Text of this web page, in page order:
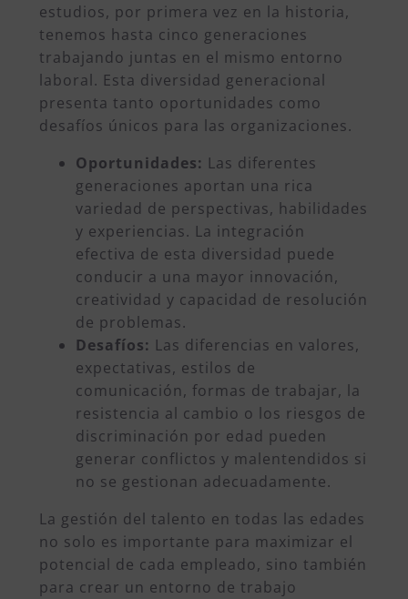
estudios, por primera vez en la historia,
tenemos hasta cinco generaciones
trabajando juntas en el mismo entorno
laboral. Esta diversidad generacional
presenta tanto oportunidades como
desafíos únicos para las organizaciones.
Oportunidades: Las diferentes
generaciones aportan una rica
variedad de perspectivas, habilidades
y experiencias. La integración
efectiva de esta diversidad puede
conducir a una mayor innovación,
creatividad y capacidad de resolución
de problemas.
Desafíos: Las diferencias en valores,
expectativas, estilos de
comunicación, formas de trabajar, la
resistencia al cambio o los riesgos de
discriminación por edad pueden
generar conflictos y malentendidos si
no se gestionan adecuadamente.
La gestión del talento en todas las edades
no solo es importante para maximizar el
potencial de cada empleado, sino también
para crear un entorno de trabajo